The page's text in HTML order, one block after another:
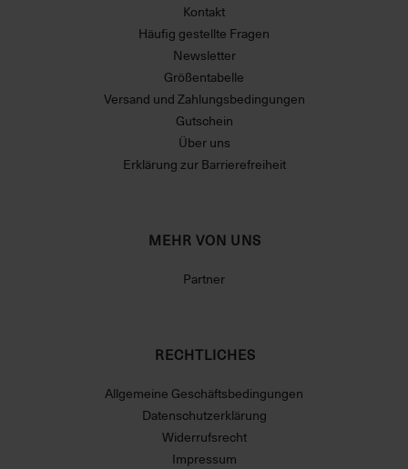
Kontakt
Häufig gestellte Fragen
Newsletter
Größentabelle
Versand und Zahlungsbedingungen
Gutschein
Über uns
Erklärung zur Barrierefreiheit
MEHR VON UNS
Partner
RECHTLICHES
Allgemeine Geschäftsbedingungen
Datenschutzerklärung
Widerrufsrecht
Impressum